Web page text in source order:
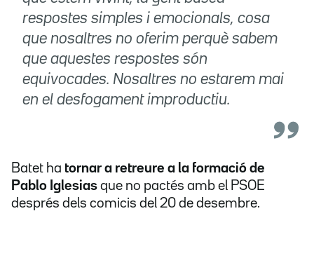
respostes simples i emocionals, cosa
que nosaltres no oferim perquè sabem
que aquestes respostes són
equivocades. Nosaltres no estarem mai
en el desfogament improductiu.
Batet ha tornar a retreure a la formació de
Pablo Iglesias que no pactés amb el PSOE
després dels comicis del 20 de desembre.